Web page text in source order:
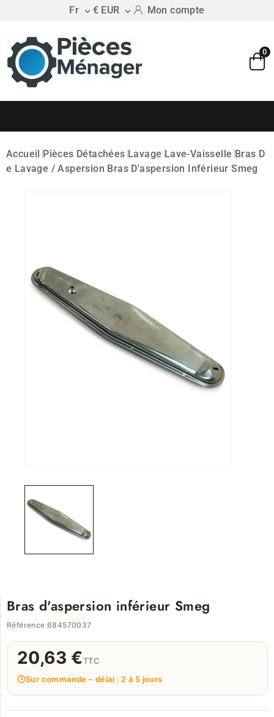
Fr  € EUR  Mon compte
0
Accueil Pièces Détachées Lavage Lave-Vaisselle Bras D
E Lavage / Aspersion Bras D'aspersion Inférieur Smeg
Bras d'aspersion inférieur Smeg
Référence 684570037
20,63 €TTC
Sur commande – délai : 2 à 5 jours